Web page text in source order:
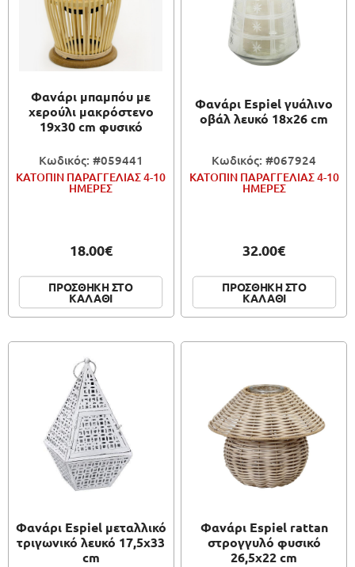
Φανάρι μπαμπόυ με
χερούλι μακρόστενο
19x30 cm φυσικό
Κωδικός: #059441
ΚΑΤΟΠΙΝ ΠΑΡΑΓΓΕΛΙΑΣ 4-10
ΗΜΕΡΕΣ
18.00€
ΠΡΟΣΘΗΚΗ ΣΤΟ
ΚΑΛΑΘΙ
Φανάρι Espiel γυάλινο
οβάλ λευκό 18x26 cm
Κωδικός: #067924
ΚΑΤΟΠΙΝ ΠΑΡΑΓΓΕΛΙΑΣ 4-10
ΗΜΕΡΕΣ
32.00€
ΠΡΟΣΘΗΚΗ ΣΤΟ
ΚΑΛΑΘΙ
Φανάρι Espiel μεταλλικό
τριγωνικό λευκό 17,5x33
cm
Φανάρι Espiel rattan
στρογγυλό φυσικό
26,5x22 cm